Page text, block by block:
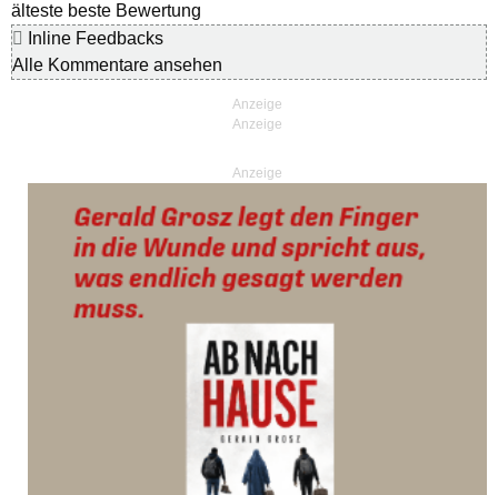
älteste beste Bewertung
Inline Feedbacks
Alle Kommentare ansehen
Anzeige